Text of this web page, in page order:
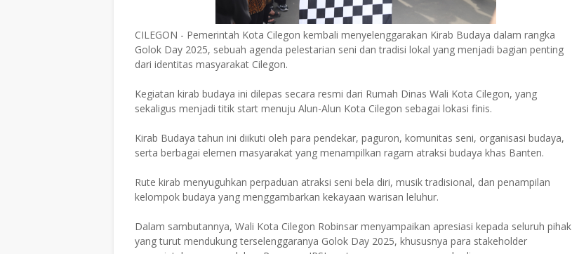
CILEGON - Pemerintah Kota Cilegon kembali menyelenggarakan Kirab Budaya dalam rangka
Golok Day 2025, sebuah agenda pelestarian seni dan tradisi lokal yang menjadi bagian penting
dari identitas masyarakat Cilegon.
Kegiatan kirab budaya ini dilepas secara resmi dari Rumah Dinas Wali Kota Cilegon, yang
sekaligus menjadi titik start menuju Alun-Alun Kota Cilegon sebagai lokasi finis.
Kirab Budaya tahun ini diikuti oleh para pendekar, paguron, komunitas seni, organisasi budaya,
serta berbagai elemen masyarakat yang menampilkan ragam atraksi budaya khas Banten.
Rute kirab menyuguhkan perpaduan atraksi seni bela diri, musik tradisional, dan penampilan
kelompok budaya yang menggambarkan kekayaan warisan leluhur.
Dalam sambutannya, Wali Kota Cilegon Robinsar menyampaikan apresiasi kepada seluruh pihak
yang turut mendukung terselenggaranya Golok Day 2025, khususnya para stakeholder